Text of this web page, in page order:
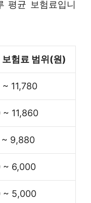
평균 보험료입니
보험료 범위(원)
11,780
11,860
~ 9,880
~ 6,000
~ 5,000